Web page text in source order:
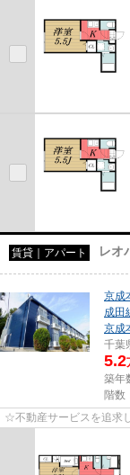
賃貸｜アパート レオ
京成
成田
京成
千葉
5.2
築年
階数
☆不動産サービスを追求